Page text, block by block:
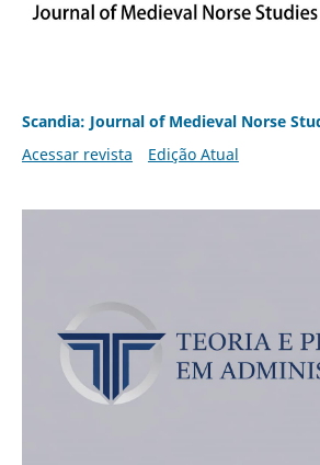
Scandia: Journal of Medieval Norse
Acessar revista
Edição Atual